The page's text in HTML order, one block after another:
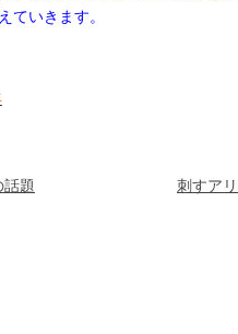
ていきます。
題 刺すア